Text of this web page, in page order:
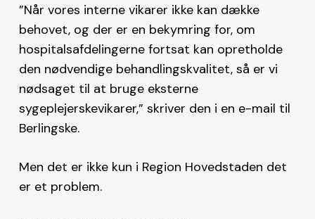
”Når vores interne vikarer ikke kan dække
behovet, og der er en bekymring for, om
hospitalsafdelingerne fortsat kan opretholde
den nødvendige behandlingskvalitet, så er vi
nødsaget til at bruge eksterne
sygeplejerskevikarer,” skriver den i en e-mail til
Berlingske.
Men det er ikke kun i Region Hovedstaden det
er et problem.